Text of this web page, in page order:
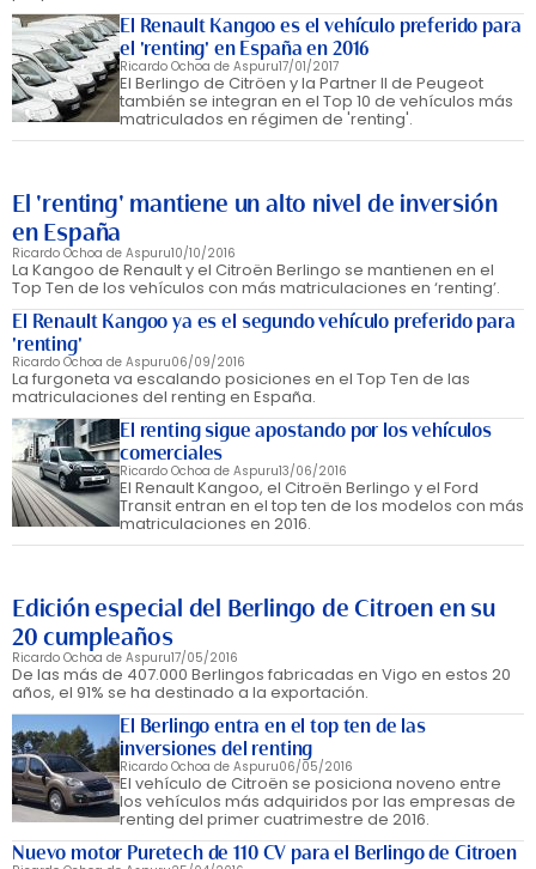
El Renault Kangoo es el vehículo preferido para
el 'renting' en España en 2016
Ricardo Ochoa de Aspuru17/01/2017
El Berlingo de Citröen y la Partner II de Peugeot
también se integran en el Top 10 de vehículos más
matriculados en régimen de 'renting'.
El 'renting' mantiene un alto nivel de inversión
en España
Ricardo Ochoa de Aspuru10/10/2016
La Kangoo de Renault y el Citroën Berlingo se mantienen en el
Top Ten de los vehículos con más matriculaciones en ‘renting’.
El Renault Kangoo ya es el segundo vehículo preferido para
'renting'
Ricardo Ochoa de Aspuru06/09/2016
La furgoneta va escalando posiciones en el Top Ten de las
matriculaciones del renting en España.
El renting sigue apostando por los vehículos
comerciales
Ricardo Ochoa de Aspuru13/06/2016
El Renault Kangoo, el Citroën Berlingo y el Ford
Transit entran en el top ten de los modelos con más
matriculaciones en 2016.
Edición especial del Berlingo de Citroen en su
20 cumpleaños
Ricardo Ochoa de Aspuru17/05/2016
De las más de 407.000 Berlingos fabricadas en Vigo en estos 20
años, el 91% se ha destinado a la exportación.
El Berlingo entra en el top ten de las
inversiones del renting
Ricardo Ochoa de Aspuru06/05/2016
El vehículo de Citroën se posiciona noveno entre
los vehículos más adquiridos por las empresas de
renting del primer cuatrimestre de 2016.
Nuevo motor Puretech de 110 CV para el Berlingo de Citroen